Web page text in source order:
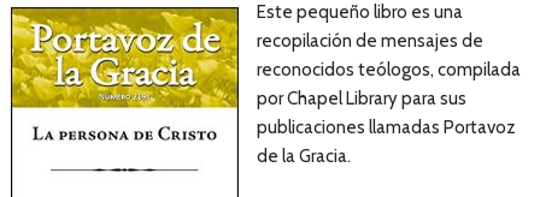
Este pequeño libro es una
recopilación de mensajes de
reconocidos teólogos, compilada
por Chapel Library para sus
publicaciones llamadas Portavoz
de la Gracia.